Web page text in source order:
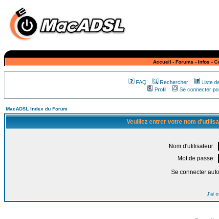
Accueil - Forums - Infos -
FAQ Rechercher
Liste
Profil
Se connecter
MacADSL Index du Forum
Veuillez entrer votre nom
Nom d'utilisateur:
Mot de passe:
Se connecter
J'ai